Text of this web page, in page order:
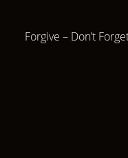
Forgive – Don’t